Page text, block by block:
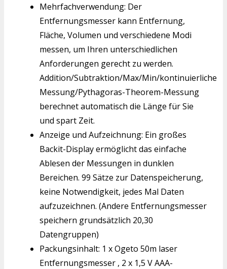
Mehrfachverwendung: Der
Entfernungsmesser kann Entfernung,
Fläche, Volumen und verschiedene Modi
messen, um Ihren unterschiedlichen
Anforderungen gerecht zu werden.
Addition/Subtraktion/Max/Min/kontinuierliche
Messung/Pythagoras-Theorem-Messung
berechnet automatisch die Länge für Sie
und spart Zeit.
Anzeige und Aufzeichnung: Ein großes
Backit-Display ermöglicht das einfache
Ablesen der Messungen in dunklen
Bereichen. 99 Sätze zur Datenspeicherung,
keine Notwendigkeit, jedes Mal Daten
aufzuzeichnen. (Andere Entfernungsmesser
speichern grundsätzlich 20,30
Datengruppen)
Packungsinhalt: 1 x Ogeto 50m laser
Entfernungsmesser , 2 x 1,5 V AAA-